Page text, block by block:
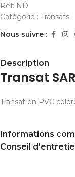
Réf: ND
Catégorie : Transats
Nous suivre :
Description
Transat
Transat en PVC
Informations
Conseil